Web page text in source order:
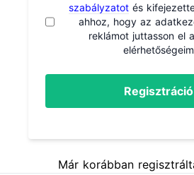
szabályzatotés
ahhoz, hogy az
reklámot juttasson el
Regisztráció
Már korábban